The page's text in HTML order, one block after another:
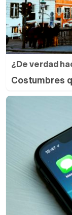
¿De verdad
Costumbres